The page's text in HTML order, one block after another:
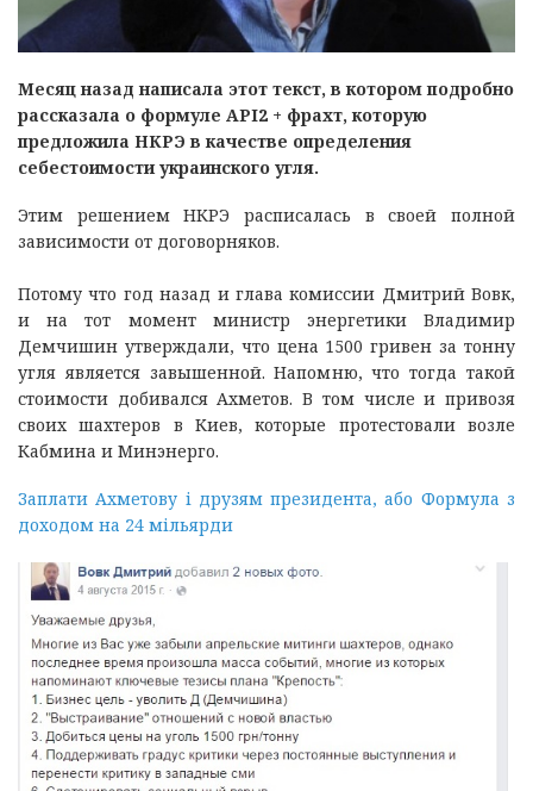
Месяц назад написала этот текст, в котором подробно
рассказала о формуле API2 + фрахт, которую
предложила НКРЭ в качестве определения
себестоимости украинского угля.
Этим решением НКРЭ расписалась в своей полной
зависимости от договорняков.
Потому что год назад и глава комиссии Дмитрий Вовк,
и на тот момент министр энергетики Владимир
Демчишин утверждали, что цена 1500 гривен за тонну
угля является завышенной. Напомню, что тогда такой
стоимости добивался Ахметов. В том числе и привозя
своих шахтеров в Киев, которые протестовали возле
Кабмина и Минэнерго.
Заплати Ахметову і друзям президента, або Формула з
доходом на 24 мільярди